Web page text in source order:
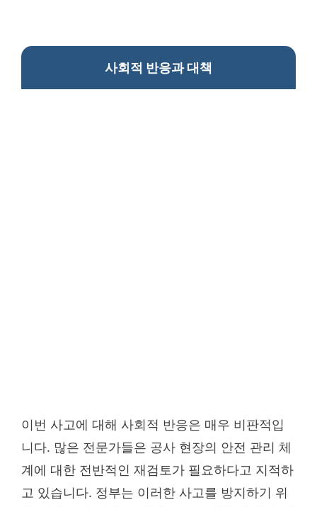
사회적 반응과 대책
이번 사고에 대해 사회적 반응은 매우 비판적입
니다. 많은 전문가들은 공사 현장의 안전 관리 체
계에 대한 전반적인 재검토가 필요하다고 지적하
고 있습니다. 정부는 이러한 사고를 방지하기 위